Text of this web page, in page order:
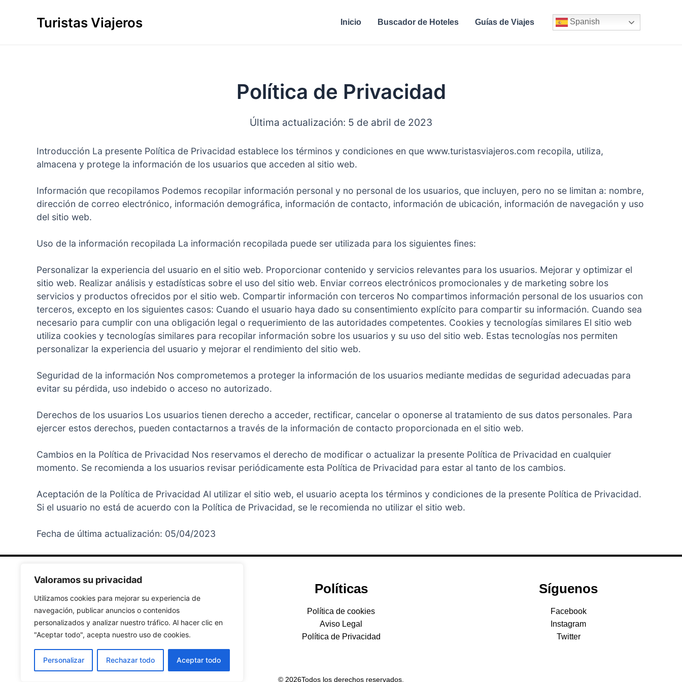
Valoramos su privacidad
Utilizamos cookies para mejorar su experiencia de
navegación, publicar anuncios o contenidos
personalizados y analizar nuestro tráfico. Al hacer clic en
"Aceptar todo", acepta nuestro uso de cookies.
Personalizar Rechazar todo Aceptar todo
Turistas Viajeros Inicio Buscador de Hoteles Guías de Viajes Spanish
Política de Privacidad
Última actualización: 5 de abril de 2023
Introducción La presente Política de Privacidad establece los términos y condiciones en que www.turistasviajeros.com recopila, utiliza,
almacena y protege la información de los usuarios que acceden al sitio web.
Información que recopilamos Podemos recopilar información personal y no personal de los usuarios, que incluyen, pero no se limitan a: nombre,
dirección de correo electrónico, información demográfica, información de contacto, información de ubicación, información de navegación y uso
del sitio web.
Uso de la información recopilada La información recopilada puede ser utilizada para los siguientes fines:
Personalizar la experiencia del usuario en el sitio web. Proporcionar contenido y servicios relevantes para los usuarios. Mejorar y optimizar el
sitio web. Realizar análisis y estadísticas sobre el uso del sitio web. Enviar correos electrónicos promocionales y de marketing sobre los
servicios y productos ofrecidos por el sitio web. Compartir información con terceros No compartimos información personal de los usuarios con
terceros, excepto en los siguientes casos: Cuando el usuario haya dado su consentimiento explícito para compartir su información. Cuando sea
necesario para cumplir con una obligación legal o requerimiento de las autoridades competentes. Cookies y tecnologías similares El sitio web
utiliza cookies y tecnologías similares para recopilar información sobre los usuarios y su uso del sitio web. Estas tecnologías nos permiten
personalizar la experiencia del usuario y mejorar el rendimiento del sitio web.
Seguridad de la información Nos comprometemos a proteger la información de los usuarios mediante medidas de seguridad adecuadas para
evitar su pérdida, uso indebido o acceso no autorizado.
Derechos de los usuarios Los usuarios tienen derecho a acceder, rectificar, cancelar o oponerse al tratamiento de sus datos personales. Para
ejercer estos derechos, pueden contactarnos a través de la información de contacto proporcionada en el sitio web.
Cambios en la Política de Privacidad Nos reservamos el derecho de modificar o actualizar la presente Política de Privacidad en cualquier
momento. Se recomienda a los usuarios revisar periódicamente esta Política de Privacidad para estar al tanto de los cambios.
Aceptación de la Política de Privacidad Al utilizar el sitio web, el usuario acepta los términos y condiciones de la presente Política de Privacidad.
Si el usuario no está de acuerdo con la Política de Privacidad, se le recomienda no utilizar el sitio web.
Fecha de última actualización: 05/04/2023
Secciones
Home
Buscador de Hoteles
Guías de Viajes
Políticas
Política de cookies
Aviso Legal
Política de Privacidad
Síguenos
Facebook
Instagram
Twitter
© 2026Todos los derechos reservados.